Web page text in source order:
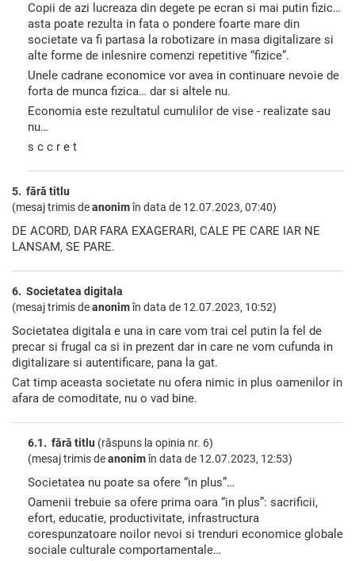
Copii de azi lucreaza din degete pe ecran si mai putin fizic…
asta poate rezulta in fata o pondere foarte mare din
societate va fi partasa la robotizare in masa digitalizare si
alte forme de inlesnire comenzi repetitive “fizice”.
Unele cadrane economice vor avea in continuare nevoie de
forta de munca fizica… dar si altele nu.
Economia este rezultatul cumulilor de vise - realizate sau
nu…
s c c r e t
5. fără titlu
(mesaj trimis deanonimîn data de 12.07.2023, 07:40)
DE ACORD, DAR FARA EXAGERARI, CALE PE CARE IAR NE
LANSAM, SE PARE.
6. Societatea digitala
(mesaj trimis deanonimîn data de 12.07.2023, 10:52)
Societatea digitala e una in care vom trai cel putin la fel de
precar si frugal ca si in prezent dar in care ne vom cufunda in
digitalizare si autentificare, pana la gat.
Cat timp aceasta societate nu ofera nimic in plus oamenilor in
afara de comoditate, nu o vad bine.
6.1. fără titlu (răspuns la opinia nr. 6)
(mesaj trimis deanonimîn data de 12.07.2023, 12:53)
Societatea nu poate sa ofere “in plus”…
Oamenii trebuie sa ofere prima oara “in plus”: sacrificii,
efort, educatie, productivitate, infrastructura
corespunzatoare noilor nevoi si trenduri economice globale
sociale culturale comportamentale…